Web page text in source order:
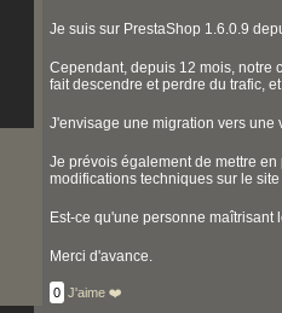
Je suis sur PrestaShop 1.6.0.9
Cependant, depuis 12 mois, notre
fait descendre et perdre du trafic,
J'envisage une migration vers une
Je prévois également de mettre
modifications techniques sur le
Est-ce qu'une personne
Merci d'avance.
0 J'aime ❤️